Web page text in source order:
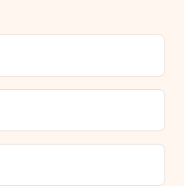
liefern lassen und es